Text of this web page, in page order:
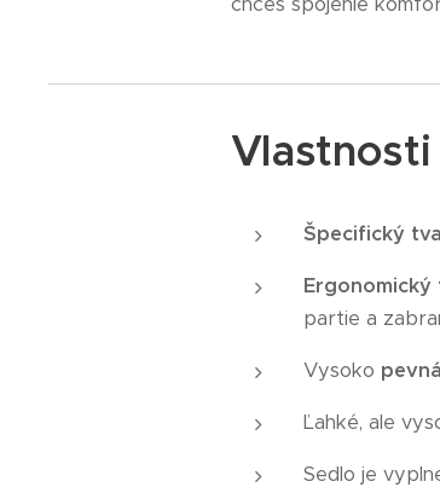
Vlastnosti
Špecifický
Ergonomický
partie a
Vysoko
Ľahké, ale
Sedlo je